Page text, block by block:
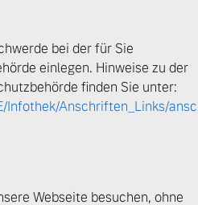
bei der für Sie
einlegen. Hinweise zu der
finden Sie unter:
Infothek/Anschriften_Links/
Webseite besuchen, ohne